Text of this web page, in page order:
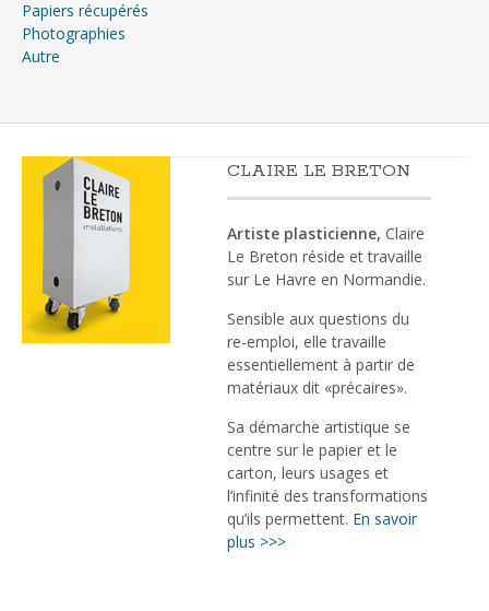
Papiers récupérés
Photographies
Autre
CLAIRE LE BRETON
Artiste plasticienne, Claire
Le Breton réside et travaille
sur Le Havre en Normandie.
Sensible aux questions du
re-emploi, elle travaille
essentiellement à partir de
matériaux dit «précaires».
Sa démarche artistique se
centre sur le papier et le
carton, leurs usages et
l’infinité des transformations
qu’ils permettent. En savoir
plus >>>